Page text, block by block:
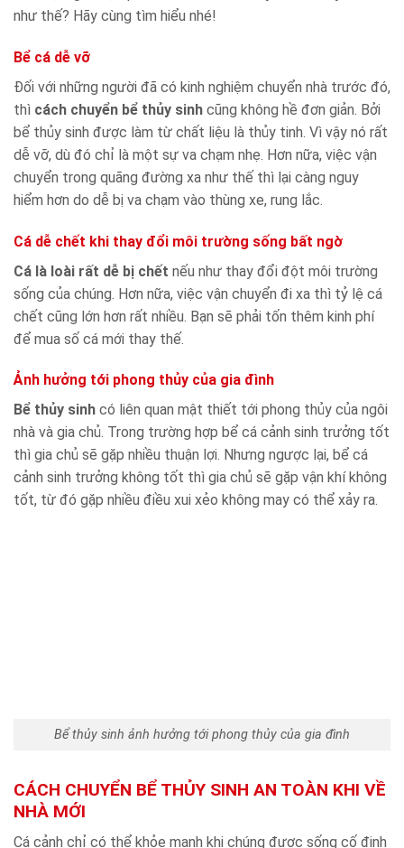
như thế? Hãy cùng tìm hiểu nhé!
Bể cá dễ vỡ
Đối với những người đã có kinh nghiệm chuyển nhà trước đó,
thì cách chuyển bể thủy sinh cũng không hề đơn giản. Bởi
bể thủy sinh được làm từ chất liệu là thủy tinh. Vì vậy nó rất
dễ vỡ, dù đó chỉ là một sự va chạm nhẹ. Hơn nữa, việc vận
chuyển trong quãng đường xa như thế thì lại càng nguy
hiểm hơn do dễ bị va chạm vào thùng xe, rung lắc.
Cá dễ chết khi thay đổi môi trường sống bất ngờ
Cá là loài rất dễ bị chết nếu như thay đổi đột môi trường
sống của chúng. Hơn nữa, việc vận chuyển đi xa thì tỷ lệ cá
chết cũng lớn hơn rất nhiều. Bạn sẽ phải tốn thêm kinh phí
để mua số cá mới thay thế.
Ảnh hưởng tới phong thủy của gia đình
Bể thủy sinh có liên quan mật thiết tới phong thủy của ngôi
nhà và gia chủ. Trong trường hợp bể cá cảnh sinh trưởng tốt
thì gia chủ sẽ gặp nhiều thuận lợi. Nhưng ngược lại, bể cá
cảnh sinh trưởng không tốt thì gia chủ sẽ gặp vận khí không
tốt, từ đó gặp nhiều điều xui xẻo không may có thể xảy ra.
Bể thủy sinh ảnh hưởng tới phong thủy của gia đình
CÁCH CHUYỂN BỂ THỦY SINH AN TOÀN KHI VỀ
NHÀ MỚI
Cá cảnh chỉ có thể khỏe mạnh khi chúng được sống cố định